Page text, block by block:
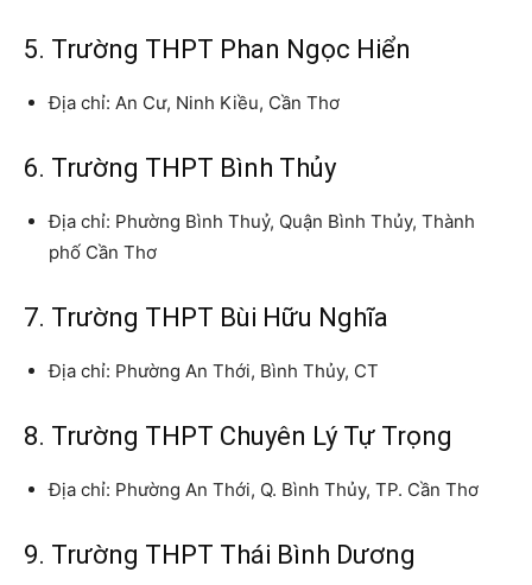
5. Trường THPT Phan Ngọc Hiển
Địa chỉ: An Cư, Ninh Kiều, Cần Thơ
6. Trường THPT Bình Thủy
Địa chỉ: Phường Bình Thuỷ, Quận Bình Thủy, Thành
phố Cần Thơ
7. Trường THPT Bùi Hữu Nghĩa
Địa chỉ: Phường An Thới, Bình Thủy, CT
8. Trường THPT Chuyên Lý Tự Trọng
Địa chỉ: Phường An Thới, Q. Bình Thủy, TP. Cần Thơ
9. Trường THPT Thái Bình Dương